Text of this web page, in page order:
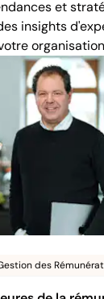
et
insights
des